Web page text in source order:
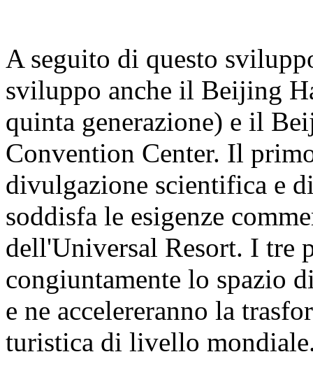
A seguito di questo
sviluppo anche il Beijing
quinta generazione) e il
Convention Center. Il
divulgazione scientifica e
soddisfa le esigenze
dell'Universal Resort. I tre
congiuntamente lo spazio
e ne accelereranno la
turistica di livello